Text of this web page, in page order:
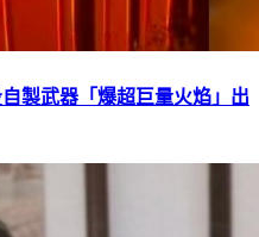
製武器「爆超巨量火焰」出